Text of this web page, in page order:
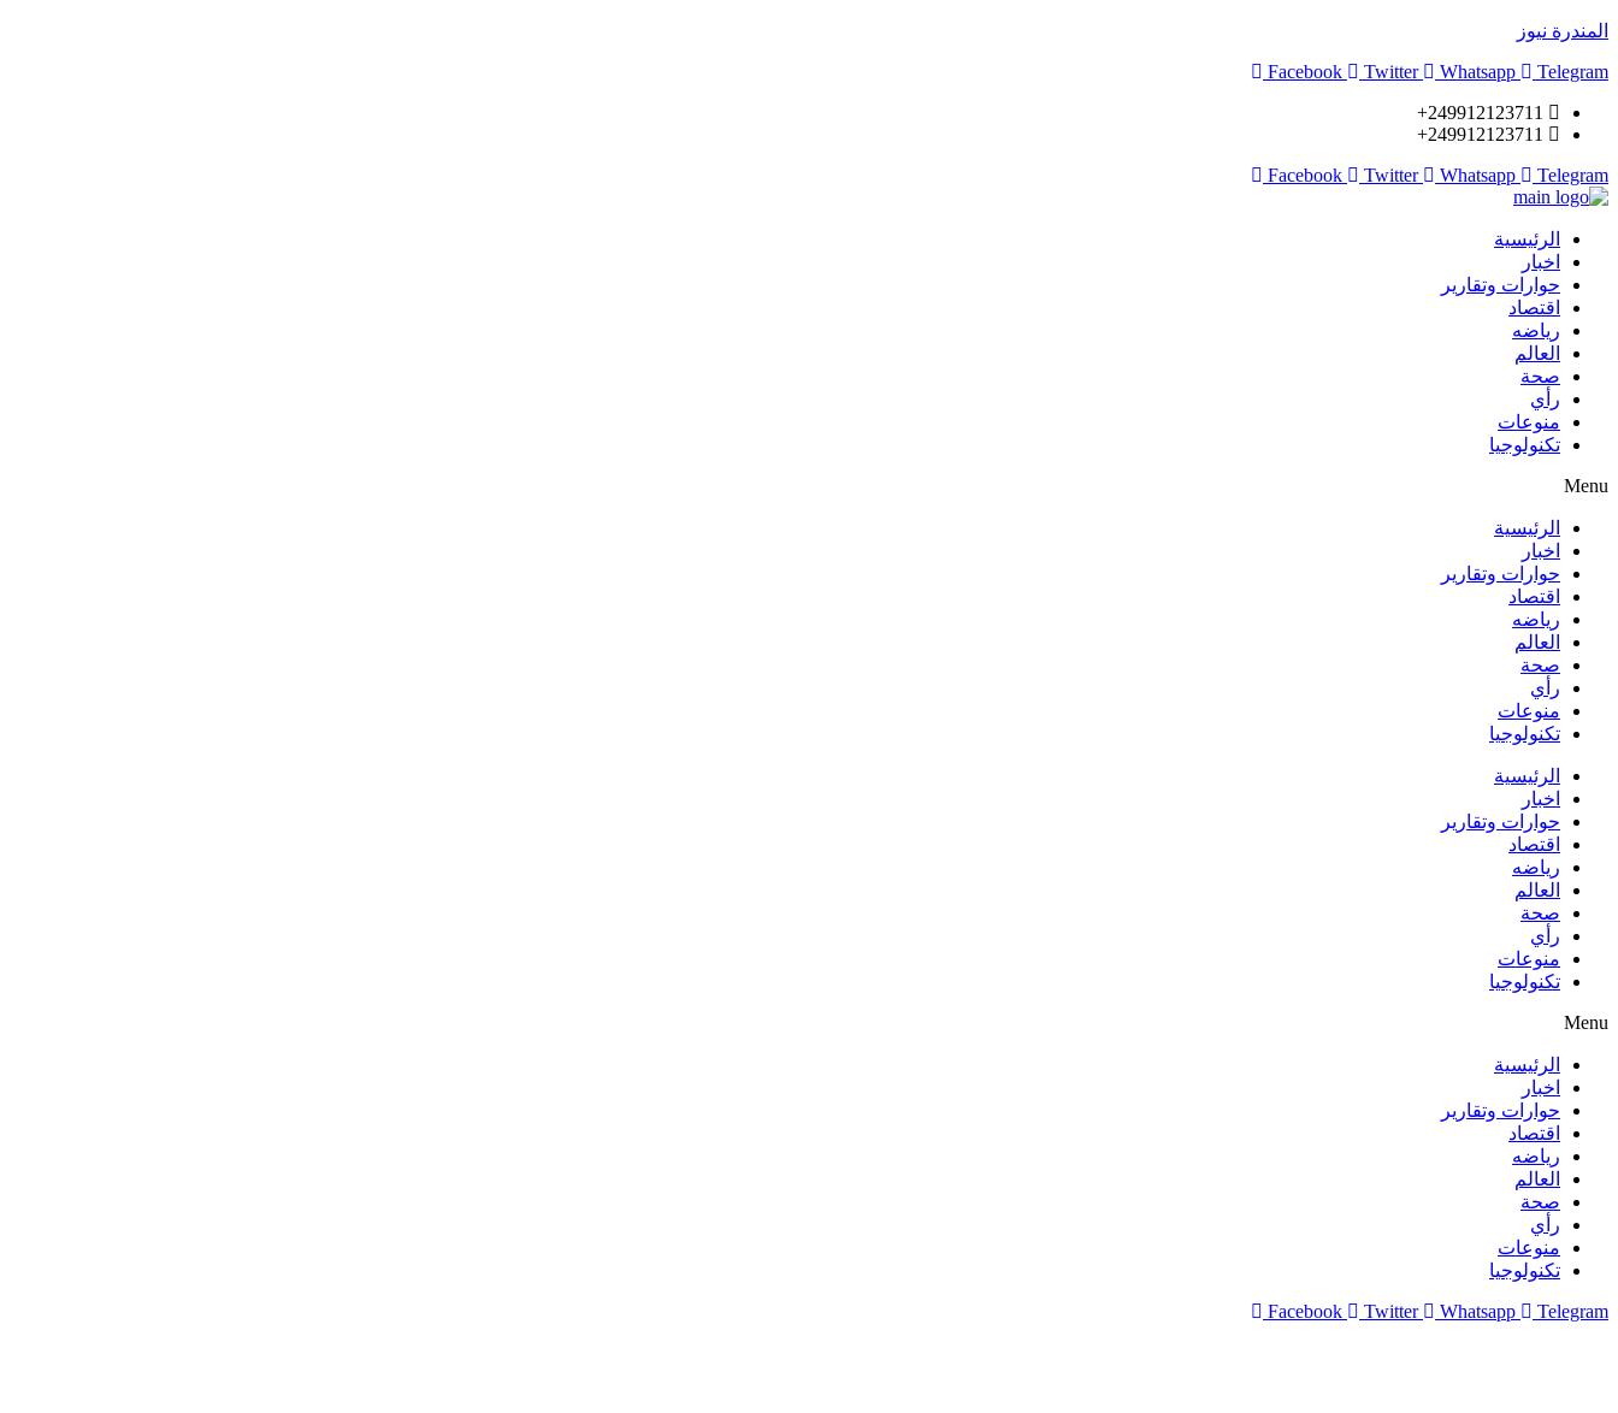
المندرة نيوز
Facebook
Twitter Whatsapp
Telegram
249912123711+
249912123711+
Facebook
Twitter Whatsapp Telegram
الرئيسية
اخبار
حوارات وتقارير
اقتصاد
رياضه
العالم
صحة
رأي
منوعات
تكنولوجيا
Menu
الرئيسية
اخبار
حوارات وتقارير
اقتصاد
رياضه
العالم
صحة
رأي
منوعات
تكنولوجيا
الرئيسية
اخبار
حوارات وتقارير
اقتصاد
رياضه
العالم
صحة
رأي
منوعات
تكنولوجيا
Menu
الرئيسية
اخبار
حوارات وتقارير
اقتصاد
رياضه
العالم
صحة
رأي
منوعات
تكنولوجيا
Facebook
Twitter Whatsapp Telegram